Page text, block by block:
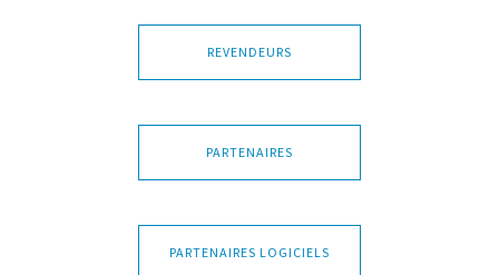
REVENDEURS
PARTENAIRES
PARTENAIRES LOGICIELS